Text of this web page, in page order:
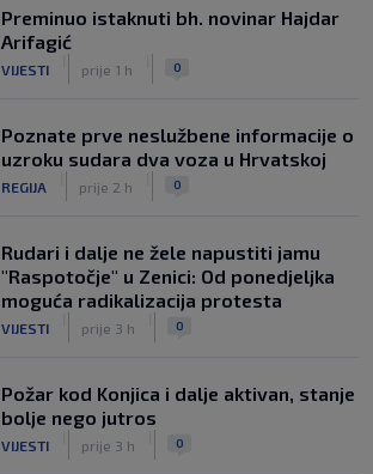
Preminuo istaknuti bh. novinar Hajdar
Arifagić
VIJESTI prije 1 h 0
Poznate prve neslužbene informacije o
uzroku sudara dva voza u Hrvatskoj
REGIJA prije 2 h 0
Rudari i dalje ne žele napustiti jamu
"Raspotočje" u Zenici: Od ponedjeljka
moguća radikalizacija protesta
VIJESTI prije 3 h 0
Požar kod Konjica i dalje aktivan, stanje
bolje nego jutros
VIJESTI prije 3 h 0